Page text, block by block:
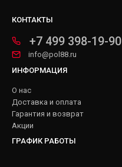
КОНТАКТЫ
+7 499 398-19-90
info@pol88.ru
ИНФОРМАЦИЯ
О нас
Доставка и оплата
Гарантия и возврат
Акции
ГРАФИК РАБОТЫ